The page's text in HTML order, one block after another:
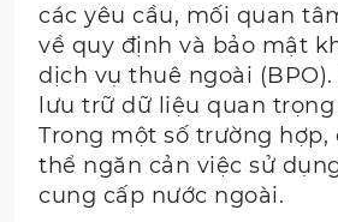
các yêu cầu, mối quan
về quy định và bảo mật
dịch vụ thuê ngoài
lưu trữ dữ liệu quan
Trong một số trường hợp,
thể ngăn cản việc sử
cung cấp nước ngoài.